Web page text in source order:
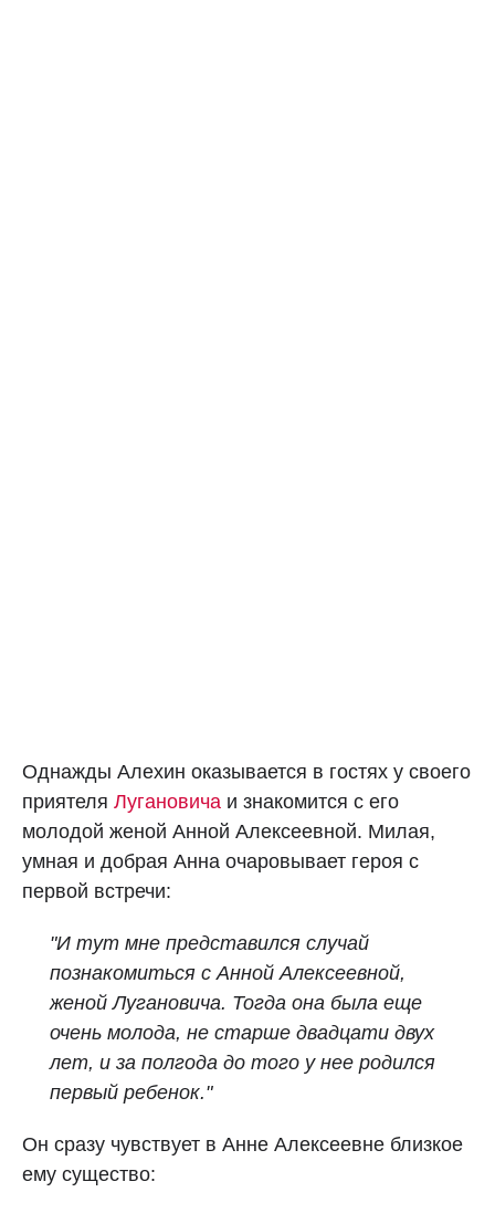
Однажды Алехин оказывается в гостях у своего
приятеля Лугановича и знакомится с его
молодой женой Анной Алексеевной. Милая,
умная и добрая Анна очаровывает героя с
первой встречи:
"И тут мне представился случай
познакомиться с Анной Алексеевной,
женой Лугановича. Тогда она была еще
очень молода, не старше двадцати двух
лет, и за полгода до того у нее родился
первый ребенок."
Он сразу чувствует в Анне Алексеевне близкое
ему существо: